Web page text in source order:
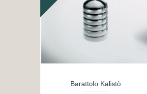
Barattolo Kalistò